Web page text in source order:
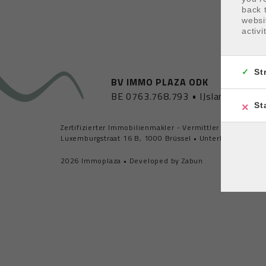
BV IMMO PLAZA ODK
BE 0763.768.793 • IJslandplein 15
Zertifizierter Immobilienmakler - Vermittler und
Luxemburgstraat 16 B, 1000 Brüssel • Unterliegt dem
2026 Immoplaza • Developed by Zabun
back